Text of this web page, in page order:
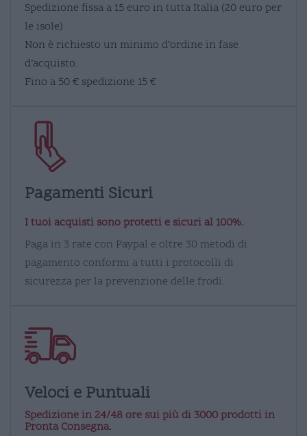
Spedizione fissa a 15 euro in tutta Italia (20 euro per
le isole)
Non è richiesto un minimo d’ordine in fase
d’acquisto.
Fino a 50 € spedizione 15 €
Pagamenti Sicuri
I tuoi acquisti sono protetti e sicuri al 100%.
Paga in 3 rate con Paypal e oltre 30 metodi di
pagamento conformi a tutti i protocolli di
sicurezza per la prevenzione delle frodi.
Veloci e Puntuali
Spedizione in 24/48 ore sui più di 3000 prodotti in
Pronta Consegna.